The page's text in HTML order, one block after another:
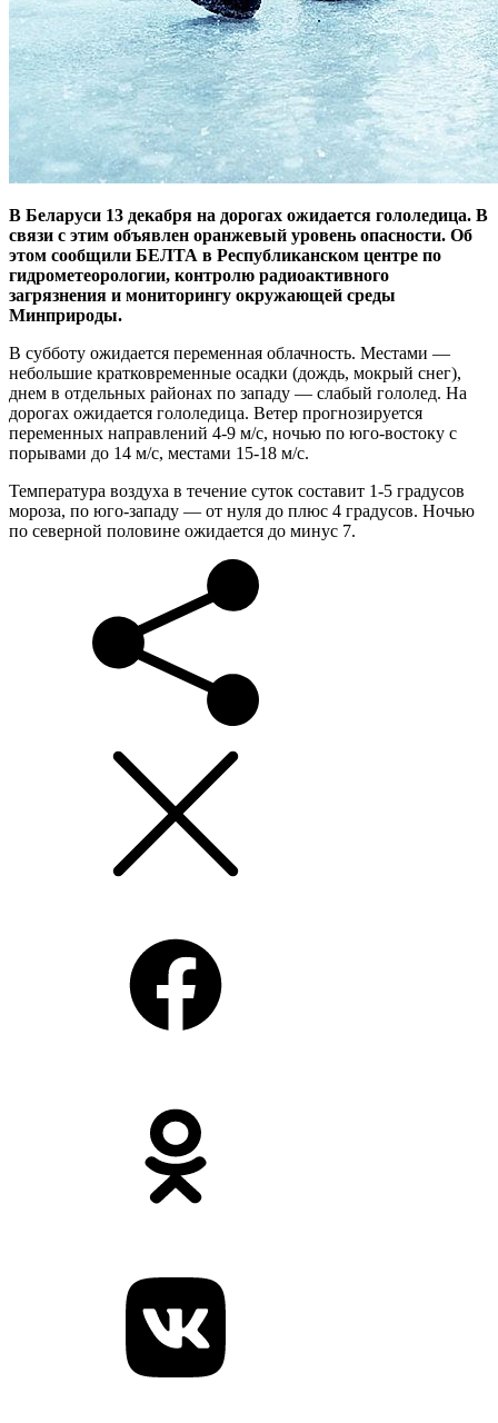
В Беларуси 13 декабря на дорогах ожидается гололедица. В
связи с этим объявлен оранжевый уровень опасности. Об
этом сообщили БЕЛТА в Республиканском центре по
гидрометеорологии, контролю радиоактивного
загрязнения и мониторингу окружающей среды
Минприроды.
В субботу ожидается переменная облачность. Местами —
небольшие кратковременные осадки (дождь, мокрый снег),
днем в отдельных районах по западу — слабый гололед. На
дорогах ожидается гололедица. Ветер прогнозируется
переменных направлений 4-9 м/с, ночью по юго-востоку с
порывами до 14 м/с, местами 15-18 м/с.
Температура воздуха в течение суток составит 1-5 градусов
мороза, по юго-западу — от нуля до плюс 4 градусов. Ночью
по северной половине ожидается до минус 7.